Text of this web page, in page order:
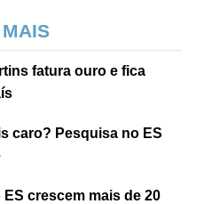
fatura ouro e fica
caro? Pesquisa no ES
crescem mais de 20